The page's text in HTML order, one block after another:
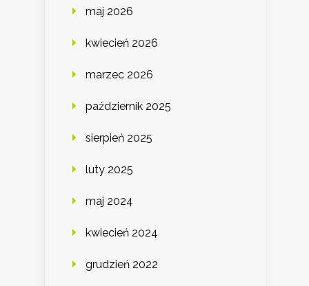
maj 2026
kwiecień 2026
marzec 2026
październik 2025
sierpień 2025
luty 2025
maj 2024
kwiecień 2024
grudzień 2022